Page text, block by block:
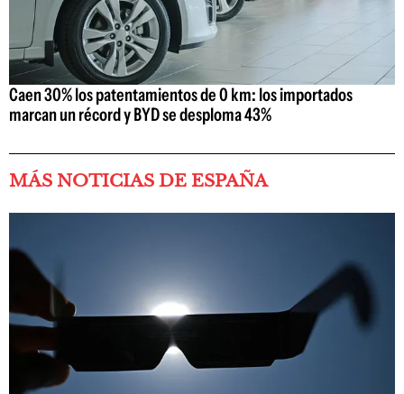
Caen 30% los patentamientos de 0 km: los importados
marcan un récord y BYD se desploma 43%
MÁS NOTICIAS DE ESPAÑA